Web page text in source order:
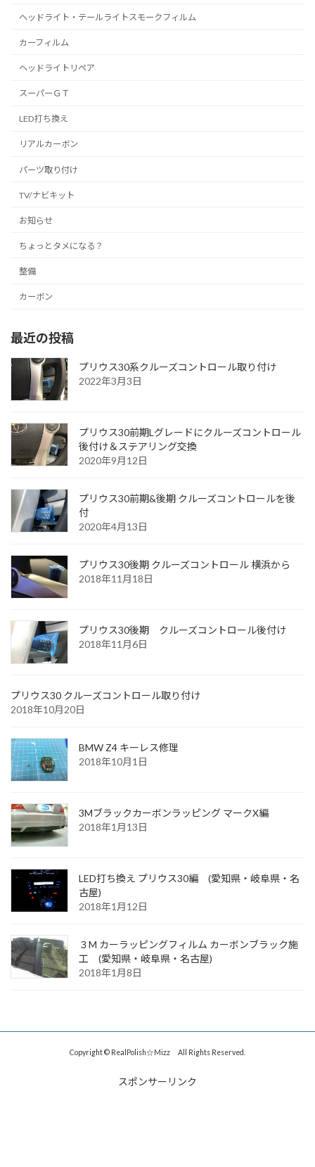
ヘッドライト・テールライトスモークフィルム
カーフィルム
ヘッドライトリペア
スーパーＧＴ
LED打ち換え
リアルカーボン
パーツ取り付け
TV/ナビキット
お知らせ
ちょっとタメになる？
整備
カーボン
最近の投稿
プリウス30系クルーズコントロール取り付け
2022年3月3日
プリウス30前期Lグレードにクルーズコントロール
後付け＆ステアリング交換
2020年9月12日
プリウス30前期&後期 クルーズコントロールを後
付
2020年4月13日
プリウス30後期 クルーズコントロール 横浜から
2018年11月18日
プリウス30後期 クルーズコントロール後付け
2018年11月6日
プリウス30 クルーズコントロール取り付け
2018年10月20日
BMW Z4 キーレス修理
2018年10月1日
3Mブラックカーボンラッピング マークX編
2018年1月13日
LED打ち換え プリウス30編 (愛知県・岐阜県・名
古屋)
2018年1月12日
３M カーラッピングフィルム カーボンブラック施
工 (愛知県・岐阜県・名古屋)
2018年1月8日
Copyright © RealPolish☆Mizz All Rights Reserved.
スポンサーリンク